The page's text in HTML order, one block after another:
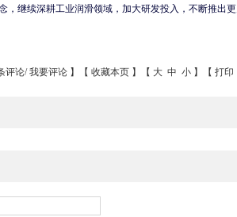
，继续深耕工业润滑领域，加大研发投入，不断推
评论/ 我要评论 】【 收藏本页 】【 大 中 小 】【 打印